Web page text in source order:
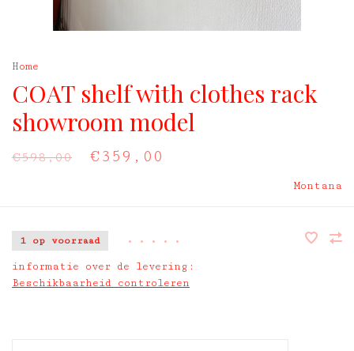
Home
COAT shelf with clothes rack
showroom model
€598,00 €359,00
Montana
1 op voorraad • • • • •
informatie over de levering:
Beschikbaarheid controleren